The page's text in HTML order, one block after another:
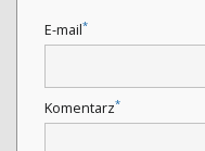
E-mail*
Komentarz*